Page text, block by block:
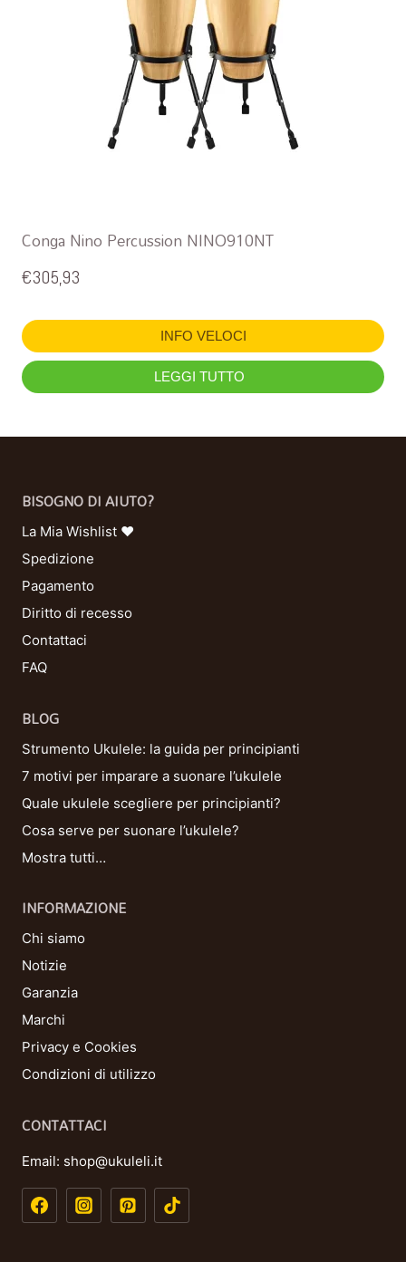
Conga Nino Percussion NINO910NT
€305,93
INFO VELOCI
LEGGI TUTTO
BISOGNO DI AIUTO?
La Mia Wishlist ❤
Spedizione
Pagamento
Diritto di recesso
Contattaci
FAQ
BLOG
Strumento Ukulele: la guida per principianti
7 motivi per imparare a suonare l’ukulele
Quale ukulele scegliere per principianti?
Cosa serve per suonare l’ukulele?
Mostra tutti…
INFORMAZIONE
Chi siamo
Notizie
Garanzia
Marchi
Privacy e Cookies
Condizioni di utilizzo
CONTATTACI
Email: shop@ukuleli.it